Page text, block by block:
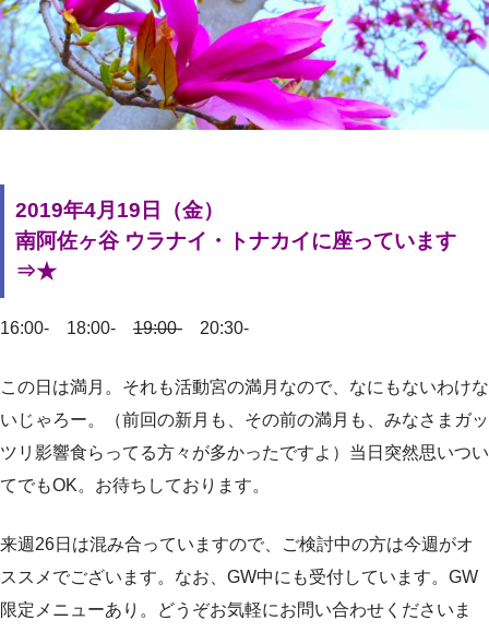
2019年4月19日（金）
南阿佐ヶ谷 ウラナイ・トナカイに座っています
⇒★
16:00- 18:00- 19:00- 20:30-
この日は満月。それも活動宮の満月なので、なにもないわけな
いじゃろー。（前回の新月も、その前の満月も、みなさまガッ
ツリ影響食らってる方々が多かったですよ）当日突然思いつい
てでもOK。お待ちしております。
来週26日は混み合っていますので、ご検討中の方は今週がオ
ススメでございます。なお、GW中にも受付しています。GW
限定メニューあり。どうぞお気軽にお問い合わせくださいま